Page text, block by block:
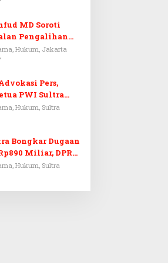
MD Soroti
Pengalihan
Tersangka
Hukum, Jakarta
Pers,
PWI Sultra
Menjadi
Hukum, Sultra
Bongkar Dugaan
Miliar, DPRD
RDP
Hukum, Sultra